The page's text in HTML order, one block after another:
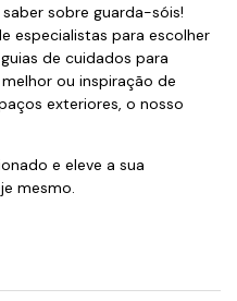
sobre guarda-sóis!
especialistas para escolher
de cuidados para
ou inspiração de
exteriores, o nosso
e eleve a sua
mesmo.